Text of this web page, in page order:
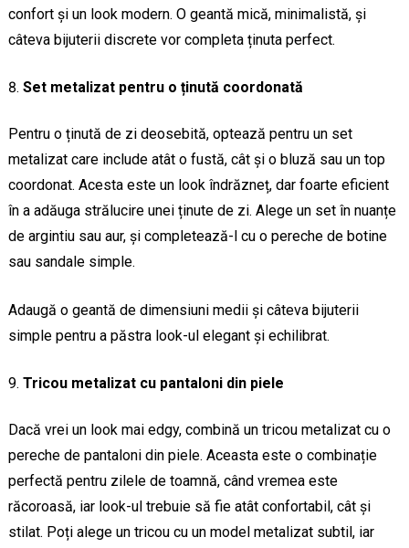
confort și un look modern. O geantă mică, minimalistă, și
câteva bijuterii discrete vor completa ținuta perfect.
Set metalizat pentru o ținută coordonată
Pentru o ținută de zi deosebită, optează pentru un set
metalizat care include atât o fustă, cât și o bluză sau un top
coordonat. Acesta este un look îndrăzneț, dar foarte eficient
în a adăuga strălucire unei ținute de zi. Alege un set în nuanțe
de argintiu sau aur, și completează-l cu o pereche de botine
sau sandale simple.
Adaugă o geantă de dimensiuni medii și câteva bijuterii
simple pentru a păstra look-ul elegant și echilibrat.
Tricou metalizat cu pantaloni din piele
Dacă vrei un look mai edgy, combină un tricou metalizat cu o
pereche de pantaloni din piele. Aceasta este o combinație
perfectă pentru zilele de toamnă, când vremea este
răcoroasă, iar look-ul trebuie să fie atât confortabil, cât și
stilat. Poți alege un tricou cu un model metalizat subtil, iar